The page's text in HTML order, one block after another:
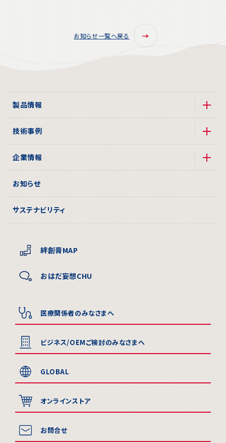
お知らせ一覧へ戻る
製品情報
技術事例
企業情報
お知らせ
サステナビリティ
絆創膏MAP
おはだ妄想CHU
医療関係者のみなさまへ
ビジネス/OEMご検討のみなさまへ
GLOBAL
オンラインストア
お問合せ